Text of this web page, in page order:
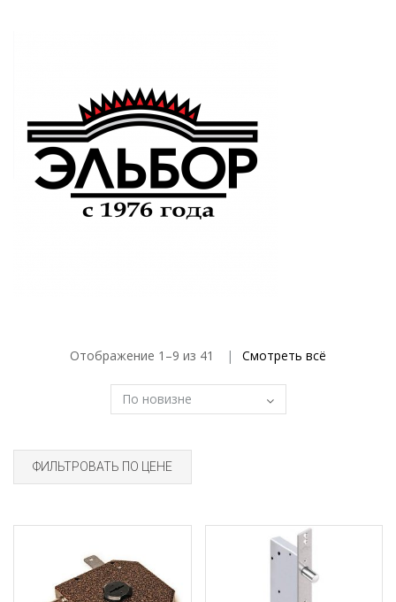
Отображение 1–9 из 41 Смотреть всё
ФИЛЬТРОВАТЬ ПО ЦЕНЕ